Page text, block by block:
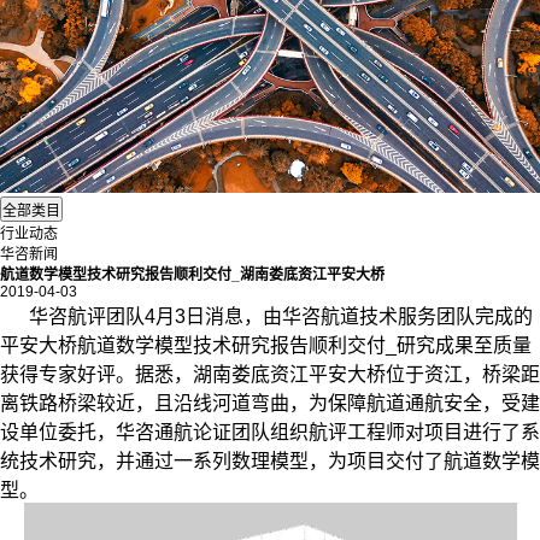
行业动态
华咨新闻
航道数学模型技术研究报告顺利交付_湖南娄底资江平安大桥
2019-04-03
华咨航评团队4月3日消息，由华咨航道技术服务团队完成的
平安大桥航道数学模型技术研究报告顺利交付_研究成果至质量
获得专家好评。据悉，湖南娄底资江平安大桥位于资江，桥梁距
离铁路桥梁较近，且沿线河道弯曲，为保障航道通航安全，受建
设单位委托，华咨通航论证团队组织航评工程师对项目进行了系
统技术研究，并通过一系列数理模型，为项目交付了航道数学模
型。